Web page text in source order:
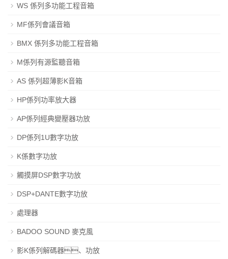
WS 係列多功能工程音箱
MF係列會議音箱
BMX 係列多功能工程音箱
M係列有源監聽音箱
AS 係列超薄影K音箱
HP係列功率放大器
AP係列經典變壓器功放
DP係列1U數字功放
K係數字功放
觸摸屏DSP數字功放
DSP+DANTE數字功放
處理器
BADOO SOUND 麥克風
影K係列解碼器、功放